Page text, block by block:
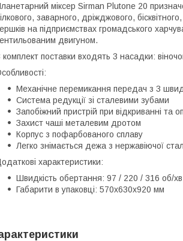
міксер Sirman Plutone 20
заварного, дріжджового,
на підприємствах громадського
двигуном.
комплект поставки входять 3 насадки:
Механічне перемикання передач з 3
Система редукції зі сталевими зубами
Запобіжний пристрій при відкриванні та
Захист чаші металевим дротом
Корпус з пофарбованого сплаву
Легко знімається дежа з нержавіючої
характеристики:
Швидкість обертання: 97 / 220 / 316 об/
Габарити в упаковці: 570x630x920 мм